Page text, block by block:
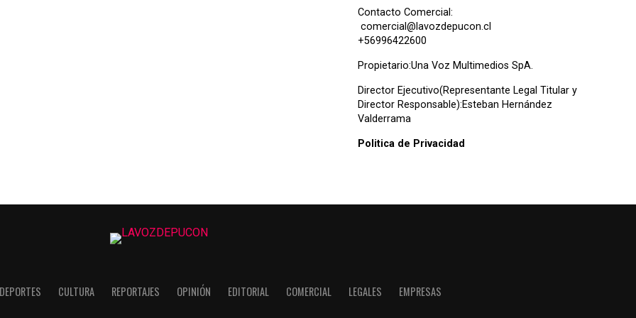
Contacto Comercial:
comercial@lavozdepucon.cl
+56996422600
Propietario:Una Voz Multimedios SpA.
Director Ejecutivo(Representante Legal Titular y
Director Responsable):Esteban Hernández
Valderrama
Politica de Privacidad
DEPORTES CULTURA REPORTAJES OPINIÓN EDITORIAL COMERCIAL LEGALES EMPRESAS